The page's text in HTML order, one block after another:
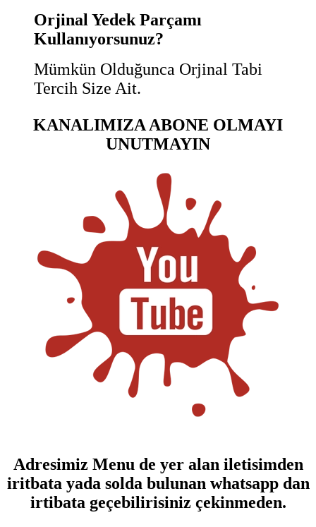
Orjinal Yedek Parçamı
Kullanıyorsunuz?
Mümkün Olduğunca Orjinal Tabi
Tercih Size Ait.
KANALIMIZA ABONE OLMAYI
UNUTMAYIN
Adresimiz Menu de yer alan iletisimden
iritbata yada solda bulunan whatsapp dan
irtibata geçebilirisiniz çekinmeden.